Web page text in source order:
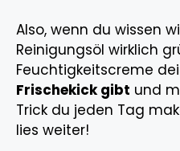
Also, wenn du wissen
Reinigungsöl wirklich
Feuchtigkeitscreme
Frischekick gibt und
Trick du jeden Tag
lies weiter!